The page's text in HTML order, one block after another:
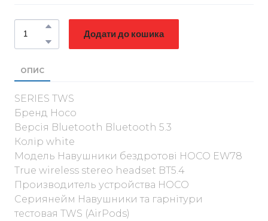
Додати до кошика
ОПИС
SERIES TWS
Бренд Hoco
Версія Bluetooth Bluetooth 5.3
Колір white
Модель Навушники бездротові HOCO EW78
True wireless stereo headset BT5.4
Производитель устройства HOCO
Сериянейм Навушники та гарнітури
тестовая TWS (AirPods)